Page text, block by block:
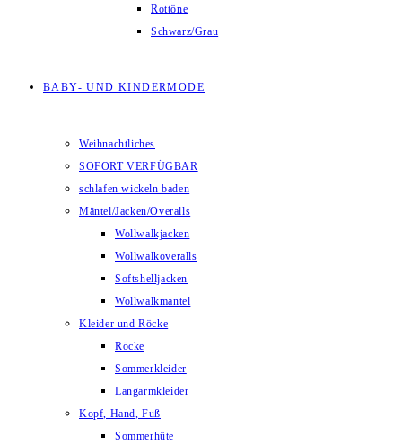
Rottöne
Schwarz/Grau
BABY- UND KINDERMODE
Weihnachtliches
SOFORT VERFÜGBAR
schlafen wickeln baden
Mäntel/Jacken/Overalls
Wollwalkjacken
Wollwalkoveralls
Softshelljacken
Wollwalkmantel
Kleider und Röcke
Röcke
Sommerkleider
Langarmkleider
Kopf, Hand, Fuß
Sommerhüte